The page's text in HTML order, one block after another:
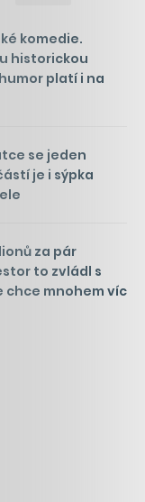
komedie.
historickou
platí i na
se jeden
je i sýpka
za pár
to zvládl s
chce mnohem víc